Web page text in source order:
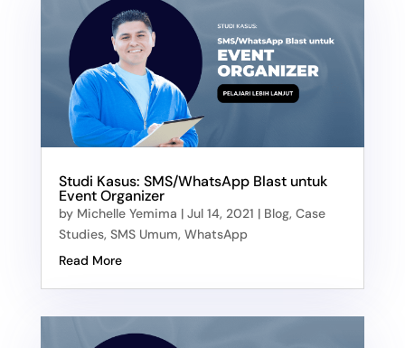
Studi Kasus: SMS/WhatsApp Blast untuk
Event Organizer
by Michelle Yemima | Jul 14, 2021 | Blog, Case
Studies, SMS Umum, WhatsApp
Read More